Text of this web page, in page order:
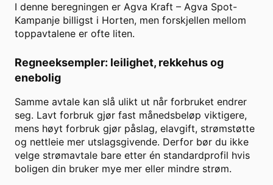
I denne beregningen er Agva Kraft – Agva Spot-
Kampanje billigst i Horten, men forskjellen mellom
toppavtalene er ofte liten.
Regneeksempler: leilighet, rekkehus og
enebolig
Samme avtale kan slå ulikt ut når forbruket endrer
seg. Lavt forbruk gjør fast månedsbeløp viktigere,
mens høyt forbruk gjør påslag, elavgift, strømstøtte
og nettleie mer utslagsgivende. Derfor bør du ikke
velge strømavtale bare etter én standardprofil hvis
boligen din bruker mye mer eller mindre strøm.